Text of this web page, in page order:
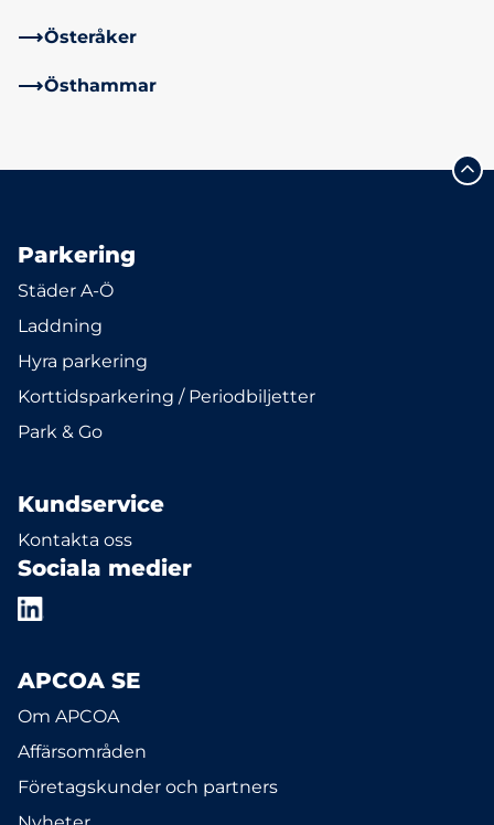
Österåker
Östhammar
Parkering
Städer A-Ö
Laddning
Hyra parkering
Korttidsparkering / Periodbiljetter
Park & Go
Kundservice
Kontakta oss
Sociala medier
APCOA SE
Om APCOA
Affärsområden
Företagskunder och partners